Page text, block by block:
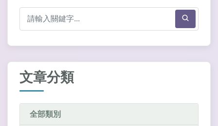
文章分類
全部類別